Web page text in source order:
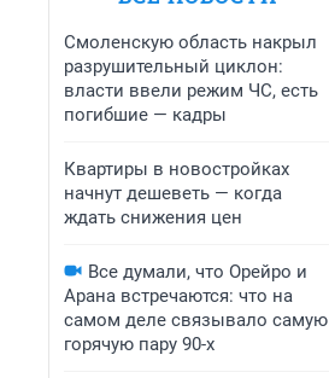
Смоленскую область накрыл
разрушительный циклон:
власти ввели режим ЧС, есть
погибшие — кадры
Квартиры в новостройках
начнут дешеветь — когда
ждать снижения цен
Все думали, что Орейро и
Арана встречаются: что на
самом деле связывало самую
горячую пару 90-х